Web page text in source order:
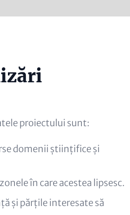
proiectului sunt:
domenii științifice și
în care acestea lipsesc.
și părțile interesate să